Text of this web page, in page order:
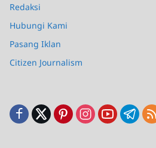
Redaksi
Hubungi Kami
Pasang Iklan
Citizen Journalism